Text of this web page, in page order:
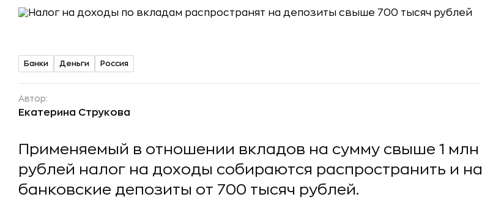
Банки Деньги Россия
Автор:
Екатерина Струкова
Применяемый в отношении вкладов на сумму свыше 1 млн
рублей налог на доходы собираются распространить и на
банковские депозиты от 700 тысяч рублей.